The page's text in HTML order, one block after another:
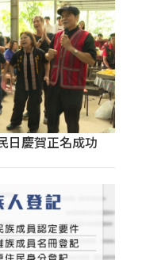
日慶賀正名成功